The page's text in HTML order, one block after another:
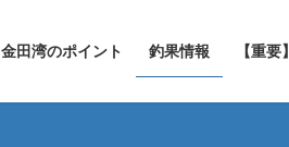
金田湾のポイント 釣果情報 【重